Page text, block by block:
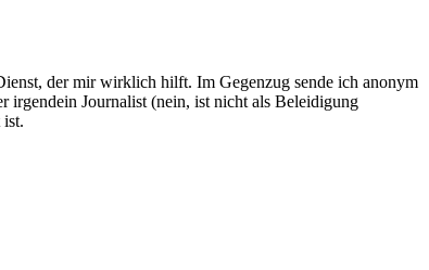
der mir wirklich hilft. Im Gegenzug sende ich anonym
irgendein Journalist (nein, ist nicht als Beleidigung